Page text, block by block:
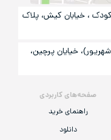
صفحه‌های کاربردی
راهنمای خرید
دانلود
کودک ، خیابان کیش، پلاک
تهران، شادآباد، خیابان شهید طارمی (۱۷ شهریور)، خیایان پرچین،